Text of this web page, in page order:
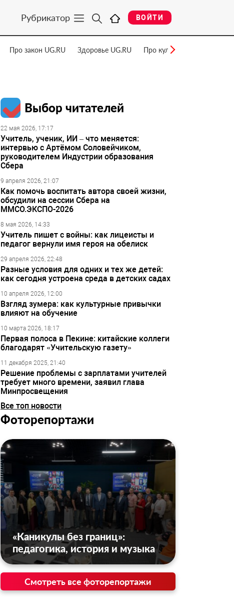
Рубрикатор ВОЙТИ
Про закон UG.RU Здоровье UG.RU Про культуру UG.RU
Выбор читателей
22 мая 2026, 17:17
Учитель, ученик, ИИ – что меняется:
интервью с Артёмом Соловейчиком,
руководителем Индустрии образования
Сбера
9 апреля 2026, 21:07
Как помочь воспитать автора своей жизни,
обсудили на сессии Сбера на
ММСО.ЭКСПО-2026
8 мая 2026, 14:33
Учитель пишет с войны: как лицеисты и
педагог вернули имя героя на обелиск
29 апреля 2026, 22:48
Разные условия для одних и тех же детей:
как сегодня устроена среда в детских садах
10 апреля 2026, 12:00
Взгляд зумера: как культурные привычки
влияют на обучение
10 марта 2026, 18:17
Первая полоса в Пекине: китайские коллеги
благодарят «Учительскую газету»
11 декабря 2025, 21:40
Решение проблемы с зарплатами учителей
требует много времени, заявил глава
Минпросвещения
Все топ новости
Фоторепортажи
«Каникулы без границ»:
педагогика, история и музыка
Смотреть все фоторепортажи